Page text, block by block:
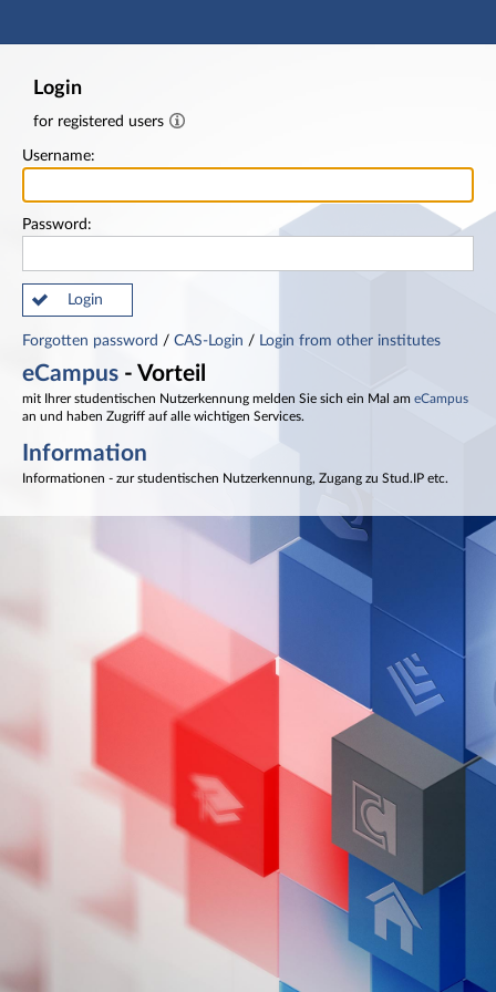
Main navigation
Login
for registered users
Username:
Password:
Login
Forgotten password / CAS-Login / Login from other institutes
eCampus - Vorteil
mit Ihrer studentischen Nutzerkennung melden Sie sich ein Mal am eCampus
an und haben Zugriff auf alle wichtigen Services.
Information
Informationen - zur studentischen Nutzerkennung, Zugang zu Stud.IP etc.